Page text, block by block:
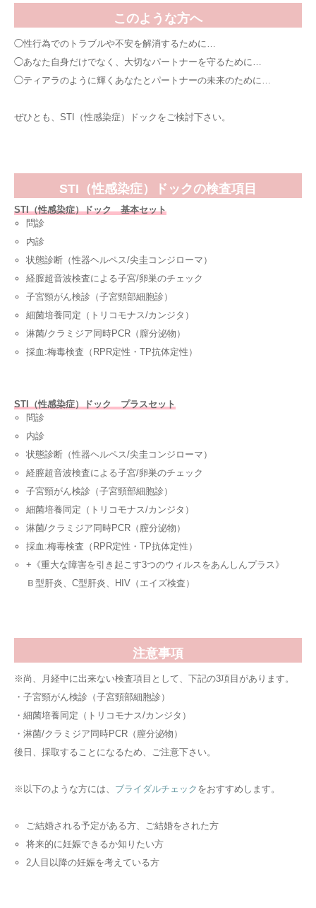
このような方へ
◯性行為でのトラブルや不安を解消するために…
◯あなた自身だけでなく、大切なパートナーを守るために…
◯ティアラのように輝くあなたとパートナーの未来のために…
ぜひとも、STI（性感染症）ドックをご検討下さい。
STI（性感染症）ドックの検査項目
STI（性感染症）ドック 基本セット
問診
内診
状態診断（性器ヘルペス/尖圭コンジローマ）
経膣超音波検査による子宮/卵巣のチェック
子宮頸がん検診（子宮頸部細胞診）
細菌培養同定（トリコモナス/カンジタ）
淋菌/クラミジア同時PCR（膣分泌物）
採血:梅毒検査（RPR定性・TP抗体定性）
STI（性感染症）ドック プラスセット
問診
内診
状態診断（性器ヘルペス/尖圭コンジローマ）
経膣超音波検査による子宮/卵巣のチェック
子宮頸がん検診（子宮頸部細胞診）
細菌培養同定（トリコモナス/カンジタ）
淋菌/クラミジア同時PCR（膣分泌物）
採血:梅毒検査（RPR定性・TP抗体定性）
+《重大な障害を引き起こす3つのウィルスをあんしんプラス》
Ｂ型肝炎、C型肝炎、HIV（エイズ検査）
注意事項
※尚、月経中に出来ない検査項目として、下記の3項目があります。
・子宮頸がん検診（子宮頸部細胞診）
・細菌培養同定（トリコモナス/カンジタ）
・淋菌/クラミジア同時PCR（膣分泌物）
後日、採取することになるため、ご注意下さい。
※以下のような方には、 ブライダルチェック をおすすめします。
ご結婚される予定がある方、ご結婚をされた方
将来的に妊娠できるか知りたい方
2人目以降の妊娠を考えている方